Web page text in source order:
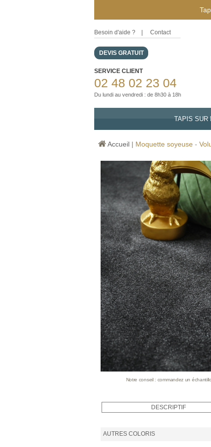
Besoin d'aide ? Contact
DEVIS GRATUIT
SERVICE CLIENT
02 48 02 23 04
Du lundi au vendredi : de 8h30 à 18h
TAPIS SUR
Accueil | Moquette soyeuse -
Notre conseil : commandez un
DESCRIPTIF
AUTRES COLORIS